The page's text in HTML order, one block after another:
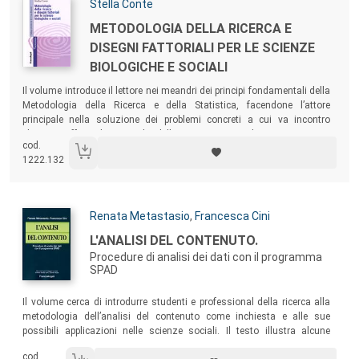
Autori:
Stella Conte
Titolo:
METODOLOGIA DELLA RICERCA E
DISEGNI FATTORIALI PER LE SCIENZE
BIOLOGICHE E SOCIALI
Sommario:
Il volume introduce il lettore nei meandri dei principi fondamentali della
Metodologia della Ricerca e della Statistica, facendone l’attore
principale nella soluzione dei problemi concreti a cui va incontro
pratico per lo studioso nell’individuazione dei disegni sperimentali più
appropriati alle proprie ricerche.
cod.
1222.132
Autori:
Renata Metastasio, Francesca Cini
Titolo:
L'ANALISI DEL CONTENUTO.
Procedure di analisi dei dati con il programma
SPAD
Il volume cerca di introdurre studenti e professional della ricerca alla
metodologia dell’analisi del contenuto come inchiesta e alle sue
possibili applicazioni nelle scienze sociali. Il testo illustra alcune
cod.